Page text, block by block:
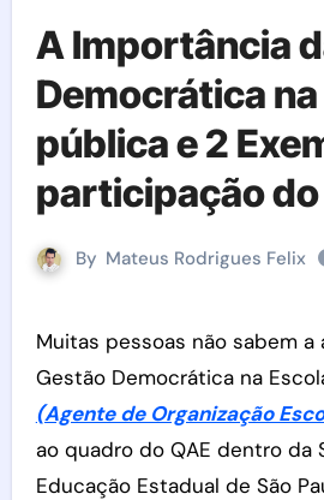
A Importância
Democrática
pública e 2
participação do
By Mateus Rodrigues Felix
Muitas pessoas não sabem a a Importância da
Gestão Democrática na
(Agente de Organização
ao quadro do QAE dentro da
Educação Estadual de São